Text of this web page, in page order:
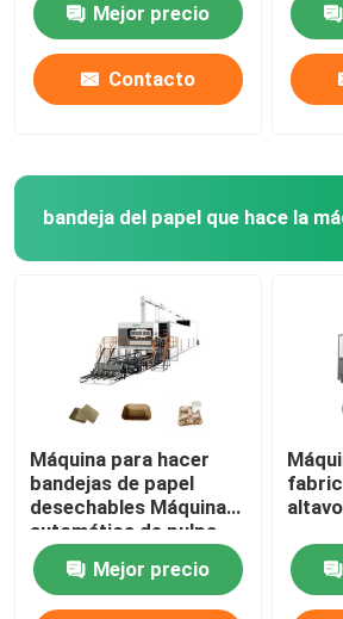
Mejor precio
Contacto
bandeja del papel que hace la
Máquina para hacer
bandejas de papel
desechables Máquina
automática de pulpa
moldeada
Mejor precio